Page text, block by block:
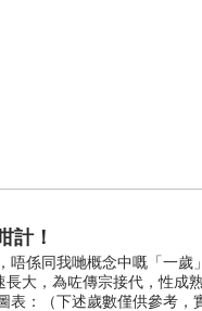
計！
大，為咗傳宗接代，性成
：（下述歲數僅供參考，